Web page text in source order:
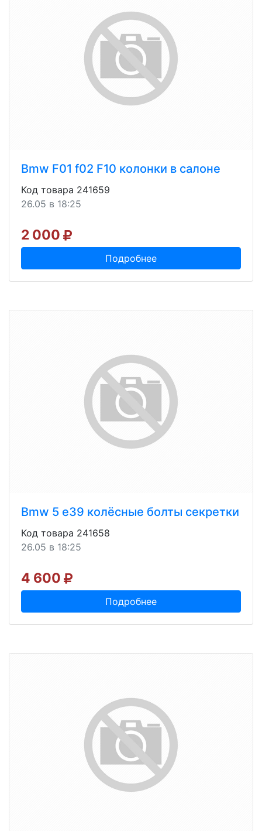
Bmw F01 f02 F10 колонки в салоне
Код товара 241659
26.05 в 18:25
2 000
Подробнее
Bmw 5 e39 колёсные болты секретки
Код товара 241658
26.05 в 18:25
4 600
Подробнее